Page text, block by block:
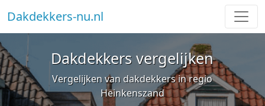
Dakdekkers-nu.nl
Dakdekkers vergelijken
Vergelijken van dakdekkers in regio
Heinkenszand